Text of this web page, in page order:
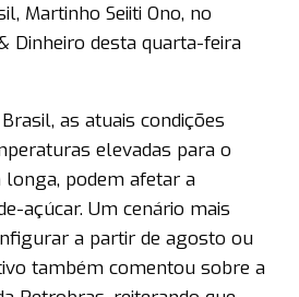
Martinho Seiiti Ono, no
Dinheiro desta quarta-feira
Brasil, as atuais condições
elevadas para o
podem afetar a
açúcar. Um cenário mais
a partir de agosto ou
também comentou sobre a